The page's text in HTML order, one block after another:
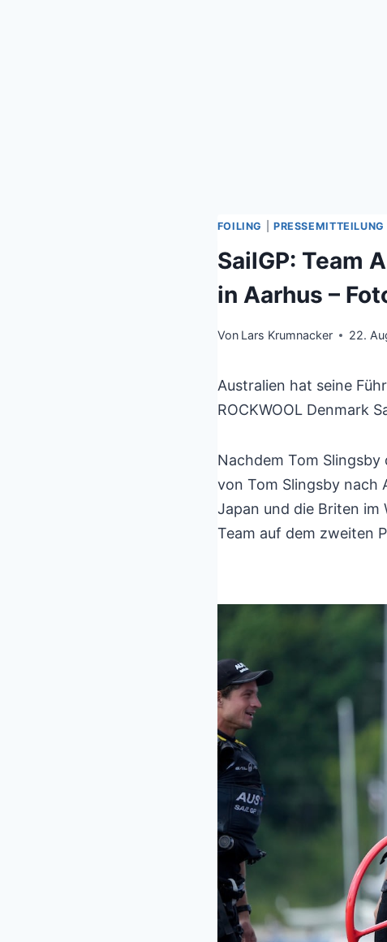
FOILING PRESSEMITTEILUNG
SailGP: Team
in Aarhus –
Von Lars Krumnacker 22.
Australien hat seine
ROCKWOOL Denmark
Nachdem Tom
von Tom Slingsby nach
Japan und die Briten im
Team auf dem zweiten